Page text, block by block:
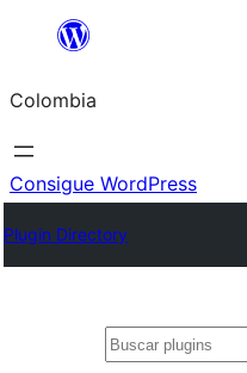
Saltar
contenido
Colombia
Consigue WordPress
Plugin Directory
Buscar